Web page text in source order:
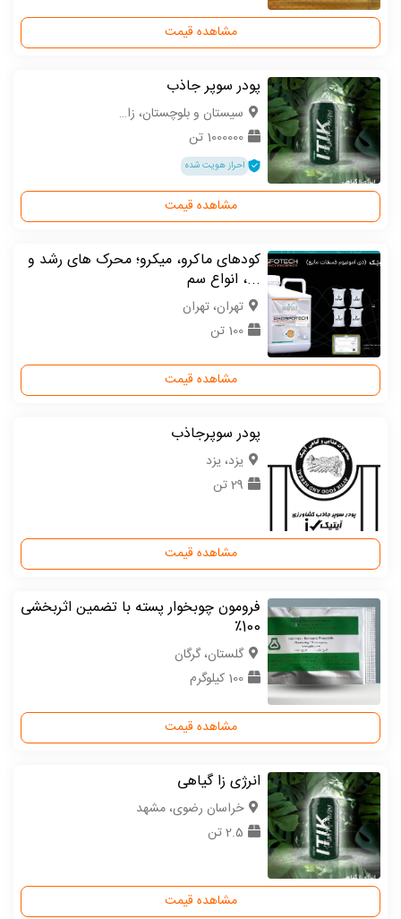
مشاهده قیمت
پودر سوپر جاذب
سیستان و بلوچستان، زاهدان
1000000 تن
احراز هویت شده
مشاهده قیمت
کودهای ماکرو، میکرو؛ محرک های رشد و
...، انواع سم
تهران، تهران
100 تن
مشاهده قیمت
پودر سوپرجاذب
یزد، یزد
29 تن
مشاهده قیمت
فرومون چوبخوار پسته با تضمین اثربخشی
100٪
گلستان، گرگان
100 کیلوگرم
مشاهده قیمت
انرژی زا گیاهی
خراسان رضوی، مشهد
2.5 تن
مشاهده قیمت